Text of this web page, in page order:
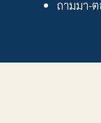
ถามมา-ต